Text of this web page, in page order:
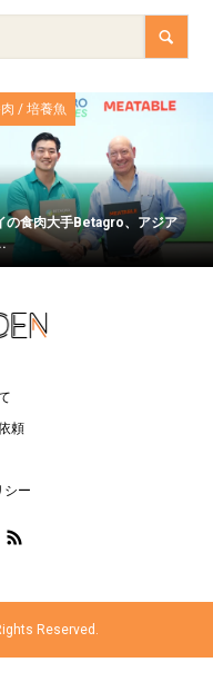
/ 培養魚
の食肉大手Betagro、アジア
頼
シー
Reserved.